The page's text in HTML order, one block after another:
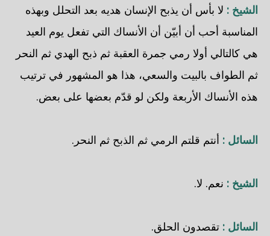
الشيخ : لا بأس أن يذبح الإنسان هديه بعد التحلل وبهذه
المناسبة أحب أن أبيّن أن الأنساك التي تفعل يوم العيد
هي كالتالي أولا رمي جمرة العقبة ثم ذبح الهدي ثم النحر
ثم الطواف بالبيت والسعي، هذا هو المشهور في ترتيب
هذه الأنساك الأربعة ولكن لو قدّم بعضها على بعض.
السائل : أنتم قلتم الرمي ثم الذبح ثم النحر.
الشيخ : نعم. لا.
السائل : تقصدون الحلق.